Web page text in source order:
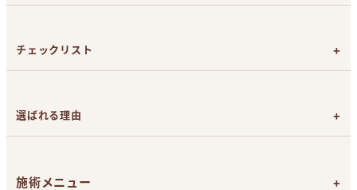
チェックリスト
施術日前のチェックリスト
選ばれる理由
脱毛は女性看護師が担当
施術メニュー